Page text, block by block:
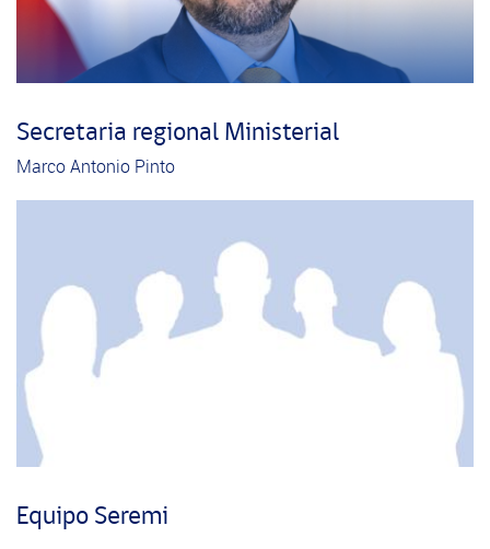
Secretaria regional Ministerial
Marco Antonio Pinto
Equipo Seremi